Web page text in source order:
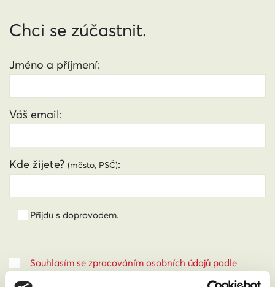
Chci se zúčastnit.
Jméno a příjmení:
Váš email:
Kde žijete? (město, PSČ):
Přijdu s doprovodem.
Souhlasím se zpracováním osobních údajů podle